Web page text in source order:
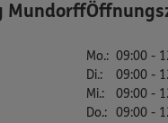
Mundorff
Mo.: 09:00 -
Di.:
09:00 -
Mi.:
09:00 -
Do.: 09:00 -